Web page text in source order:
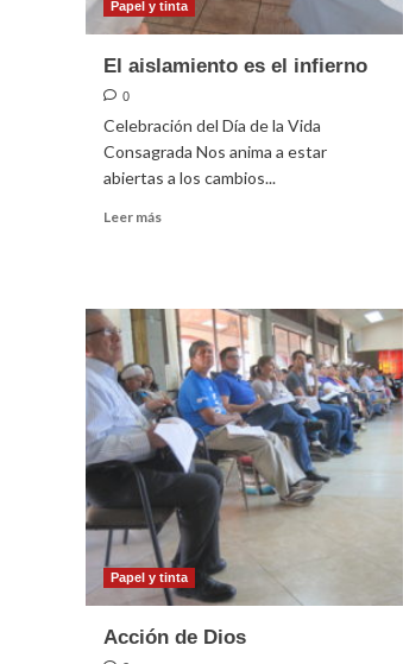
Papel y tinta
El aislamiento es el infierno
0
Celebración del Día de la Vida
Consagrada Nos anima a estar
abiertas a los cambios...
Leer más
es
el
infierno
Papel y tinta
Acción de Dios